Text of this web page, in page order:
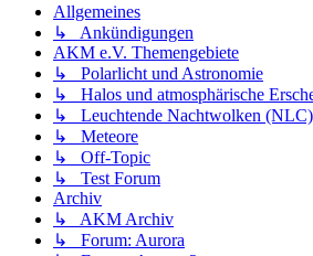
Allgemeines
↳ Ankündigungen
AKM e.V. Themengebiete
↳ Polarlicht und Astronomie
↳ Halos und atmosphärische
↳ Leuchtende Nachtwolken (NLC)
↳ Meteore
↳ Off-Topic
↳ Test Forum
Archiv
↳ AKM Archiv
↳ Forum: Aurora